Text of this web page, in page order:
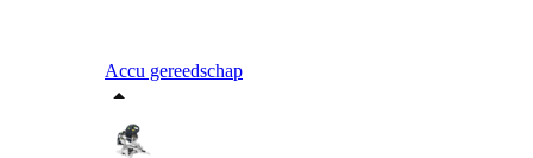
Accu gereedschap